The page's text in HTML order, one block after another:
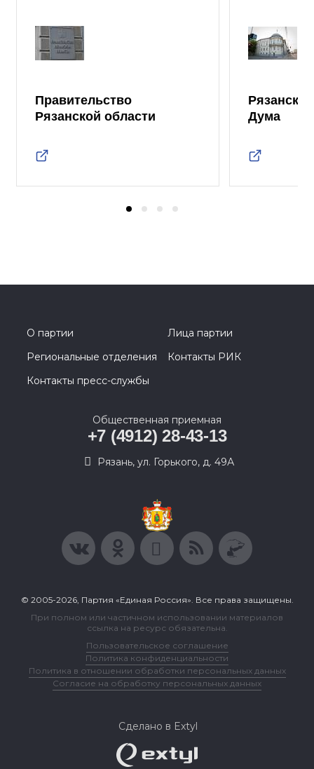
Правительство
Рязанской области
Дума
О партии
Лица партии
Региональные отделения
Контакты РИК
Контакты пресс-службы
Общественная приемная
+7 (4912) 28-43-13
Рязань, ул. Горького, д. 49А
© 2005-2026, Партия «Единая Россия». Все права защищены.
При полном или частичном использовании материалов
ссылка на ресурс обязательна.
Пользовательское соглашение
Политика конфиденциальности
Политика в отношении обработки персональных данных
Согласие на обработку персональных данных
Сделано в Extyl